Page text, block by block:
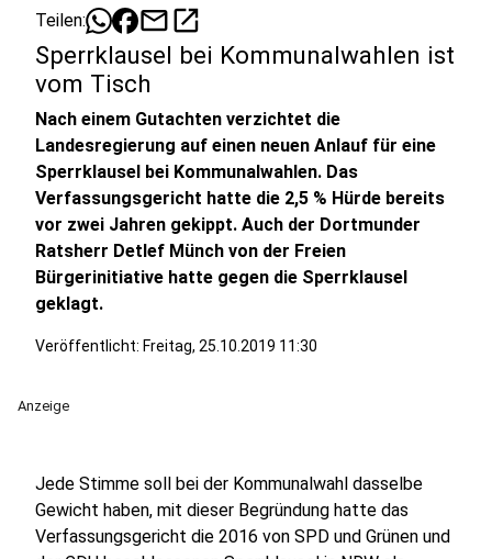
Teilen: mailopen_in_new
Sperrklausel bei Kommunalwahlen ist
vom Tisch
Nach einem Gutachten verzichtet die
Landesregierung auf einen neuen Anlauf für eine
Sperrklausel bei Kommunalwahlen. Das
Verfassungsgericht hatte die 2,5 % Hürde bereits
vor zwei Jahren gekippt. Auch der Dortmunder
Ratsherr Detlef Münch von der Freien
Bürgerinitiative hatte gegen die Sperrklausel
geklagt.
Veröffentlicht: Freitag, 25.10.2019 11:30
Anzeige
Jede Stimme soll bei der Kommunalwahl dasselbe
Gewicht haben, mit dieser Begründung hatte das
Verfassungsgericht die 2016 von SPD und Grünen und